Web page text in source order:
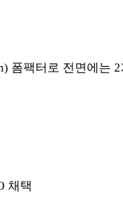
폼팩터로 전면에
채택